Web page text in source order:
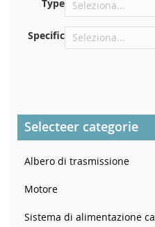
Nel montante della
Type
Specific
Selecteer categorie
Albero di trasmissione
Motore
Sistema di alimentazione